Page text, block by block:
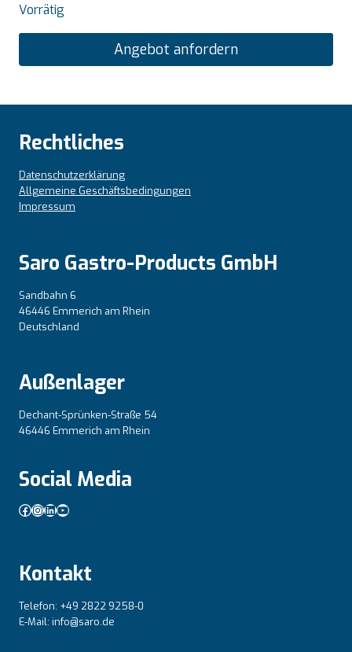
Vorrätig
Angebot anfordern
Rechtliches
Datenschutzerklärung
Allgemeine Geschäftsbedingungen
Impressum
Saro Gastro-Products GmbH
Sandbahn 6
46446 Emmerich am Rhein
Deutschland
Außenlager
Dechant-Sprünken-Straße 54
46446 Emmerich am Rhein
Social Media
Facebook
Instagram
LinkedIn
YouTube
Kontakt
Telefon: +49 2822 9258-0
E-Mail: info@saro.de